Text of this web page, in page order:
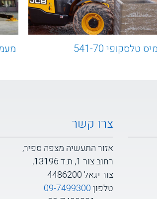
טלסקופי 541-70
צרו קשר
אזור התעשיה מצפה ספיר,
רחוב צור 1, ת.ד 13196,
צור יגאל 4486200
טלפון09-7499300